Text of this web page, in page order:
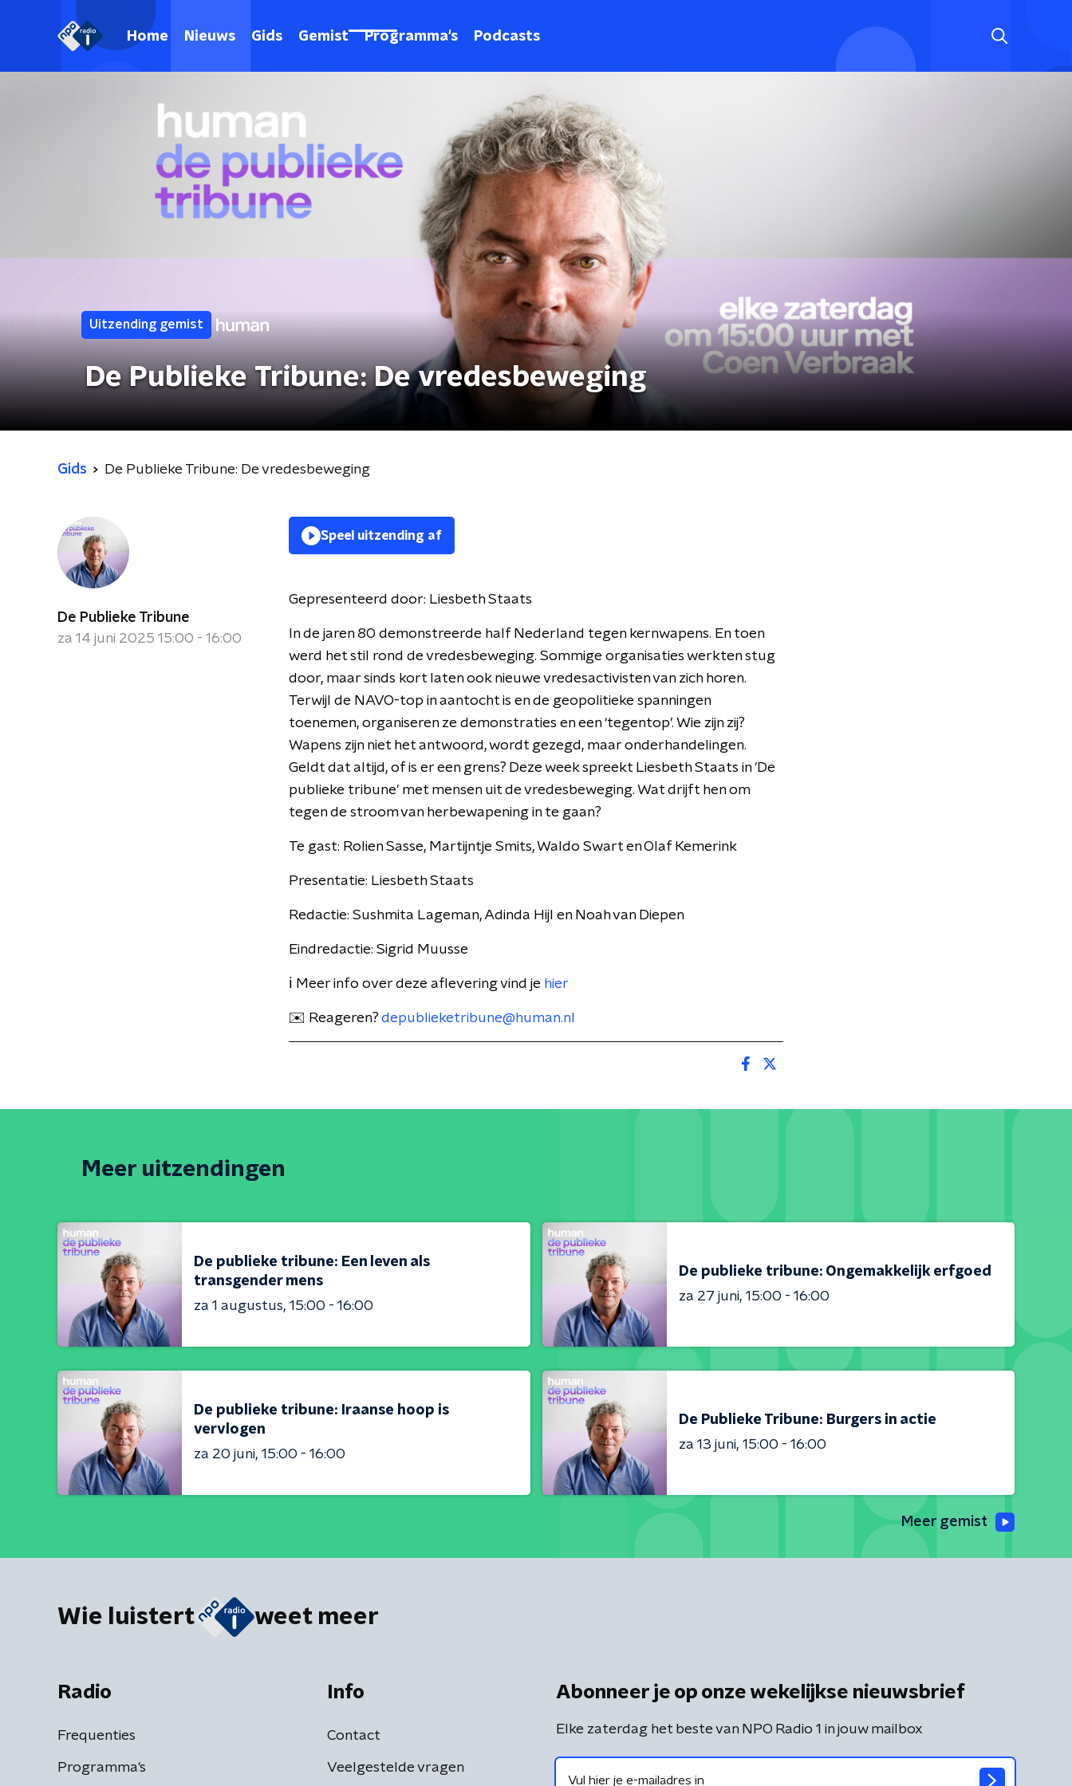
Home Nieuws Gids Gemist Programma's Podcasts
Uitzending gemist
De Publieke Tribune: De vredesbeweging
Gids De Publieke Tribune: De vredesbeweging
De Publieke Tribune
za 14 juni 2025 15:00 - 16:00
Speel uitzending af
Gepresenteerd door: Liesbeth Staats
In de jaren 80 demonstreerde half Nederland tegen kernwapens. En toen
werd het stil rond de vredesbeweging. Sommige organisaties werkten stug
door, maar sinds kort laten ook nieuwe vredesactivisten van zich horen.
Terwijl de NAVO-top in aantocht is en de geopolitieke spanningen
toenemen, organiseren ze demonstraties en een ‘tegentop’. Wie zijn zij?
Wapens zijn niet het antwoord, wordt gezegd, maar onderhandelingen.
Geldt dat altijd, of is er een grens? Deze week spreekt Liesbeth Staats in 'De
publieke tribune' met mensen uit de vredesbeweging. Wat drijft hen om
tegen de stroom van herbewapening in te gaan?
Te gast: Rolien Sasse, Martijntje Smits, Waldo Swart en Olaf Kemerink
Presentatie: Liesbeth Staats
Redactie: Sushmita Lageman, Adinda Hijl en Noah van Diepen
Eindredactie: Sigrid Muusse
ℹ️ Meer info over deze aflevering vind je hier
✉️ Reageren? depublieketribune@human.nl
Meer uitzendingen
De publieke tribune: Een leven als
transgender mens
za 1 augustus 15:00 - 16:00
De publieke tribune: Ongemakkelijk erfgoed
za 27 juni 15:00 - 16:00
De publieke tribune: Iraanse hoop is
vervlogen
za 20 juni 15:00 - 16:00
De Publieke Tribune: Burgers in actie
za 13 juni 15:00 - 16:00
Meer gemist
Wie luistert weet meer
Radio
Frequenties
Programma's
Info
Contact
Veelgestelde vragen
Abonneer je op onze wekelijkse nieuwsbrief
Elke zaterdag het beste van NPO Radio 1 in jouw mailbox